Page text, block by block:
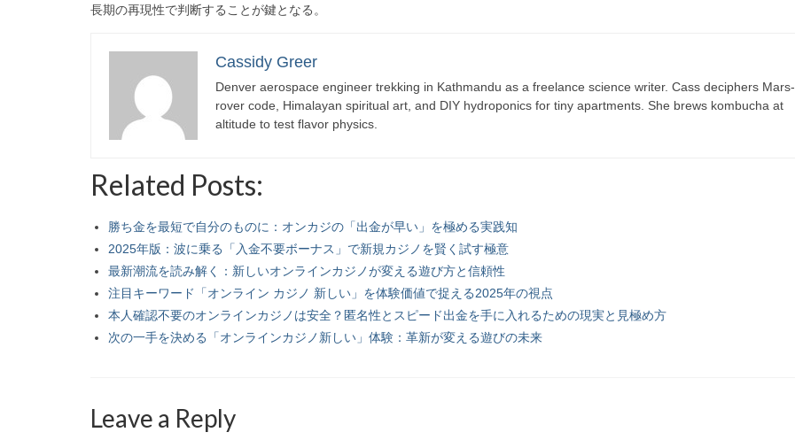
長期の再現性で判断することが鍵となる。
Cassidy Greer
Denver aerospace engineer trekking in Kathmandu as a freelance science writer. Cass deciphers Mars-
rover code, Himalayan spiritual art, and DIY hydroponics for tiny apartments. She brews kombucha at
altitude to test flavor physics.
Related Posts:
勝ち金を最短で自分のものに：オンカジの「出金が早い」を極める実践知
2025年版：波に乗る「入金不要ボーナス」で新規カジノを賢く試す極意
最新潮流を読み解く：新しいオンラインカジノが変える遊び方と信頼性
注目キーワード「オンライン カジノ 新しい」を体験価値で捉える2025年の視点
本人確認不要のオンラインカジノは安全？匿名性とスピード出金を手に入れるための現実と見極め方
次の一手を決める「オンラインカジノ新しい」体験：革新が変える遊びの未来
Leave a Reply